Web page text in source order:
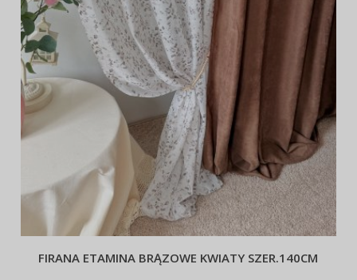
FIRANA ETAMINA BRĄZOWE KWIATY SZER.140CM